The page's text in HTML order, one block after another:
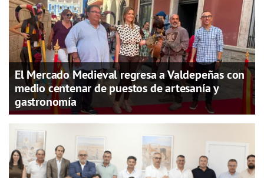
El Mercado Medieval regresa a Valdepeñas con
medio centenar de puestos de artesanía y
gastronomía